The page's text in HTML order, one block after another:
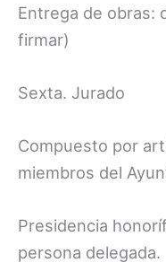
Entrega de obras:
firmar)
Sexta. Jurado
Compuesto por
miembros del
Presidencia
persona delegada.